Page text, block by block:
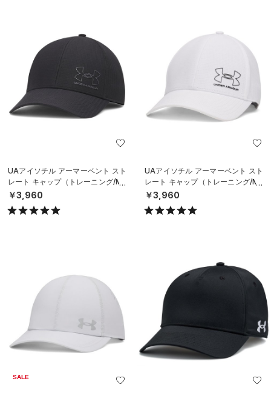
UAアイソチル アーマーベント スト
レート キャップ（トレーニング/ME
N）
￥3,960
UAアイソチル アーマーベント スト
レート キャップ（トレーニング/ME
N）
￥3,960
SALE